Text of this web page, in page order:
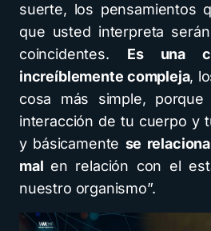
suerte, los pensamientos
que usted interpreta
coincidentes. Es una
increíblemente compleja,
cosa más simple,
interacción de tu cuerpo y
y básicamente se
mal en relación con el
nuestro organismo”.